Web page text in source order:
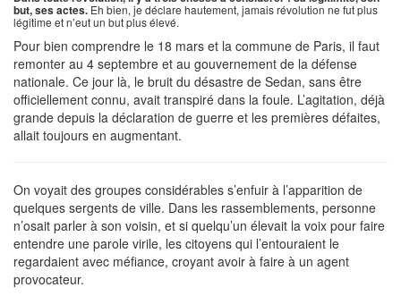
but, ses actes. Eh bien, je déclare hautement, jamais révolution ne fut plus
légitime et n’eut un but plus élevé.
Pour bien comprendre le 18 mars et la commune de Paris, il faut
remonter au 4 septembre et au gouvernement de la défense
nationale. Ce jour là, le bruit du désastre de Sedan, sans être
officiellement connu, avait transpiré dans la foule. L’agitation, déjà
grande depuis la déclaration de guerre et les premières défaites,
allait toujours en augmentant.
On voyait des groupes considérables s’enfuir à l’apparition de
quelques sergents de ville. Dans les rassemblements, personne
n’osait parler à son voisin, et si quelqu’un élevait la voix pour faire
entendre une parole virile, les citoyens qui l’entouraient le
regardaient avec méfiance, croyant avoir à faire à un agent
provocateur.